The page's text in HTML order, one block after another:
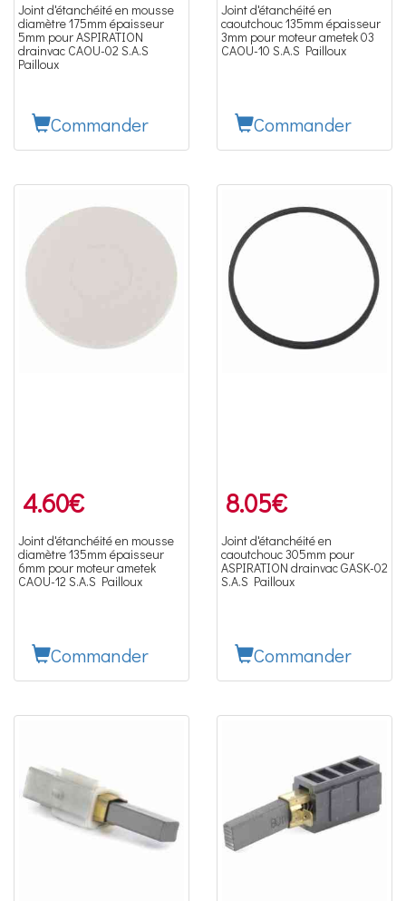
Joint d'étanchéité en mousse
diamètre 175mm épaisseur
5mm pour ASPIRATION
drainvac CAOU-02 S.A.S
Pailloux
Commander
Joint d'étanchéité en
caoutchouc 135mm épaisseur
3mm pour moteur ametek 03
CAOU-10 S.A.S Pailloux
Commander
4.60€
Joint d'étanchéité en mousse
diamètre 135mm épaisseur
6mm pour moteur ametek
CAOU-12 S.A.S Pailloux
Commander
8.05€
Joint d'étanchéité en
caoutchouc 305mm pour
ASPIRATION drainvac GASK-02
S.A.S Pailloux
Commander